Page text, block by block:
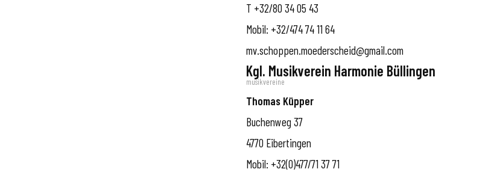
T +32/80 34 05 43
Mobil: +32/474 74 11 64
mv.schoppen.moederscheid@gmail.com
Kgl. Musikverein Harmonie Büllingen
musikvereine
Thomas Küpper
Buchenweg 37
4770 Eibertingen
Mobil: +32(0)477/71 37 71